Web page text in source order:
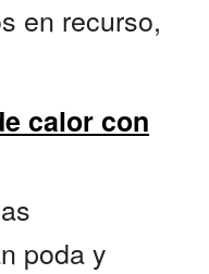
en recurso,
calor con
poda y